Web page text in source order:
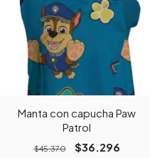
Manta con capucha Paw
Patrol
$45.370 $36.296